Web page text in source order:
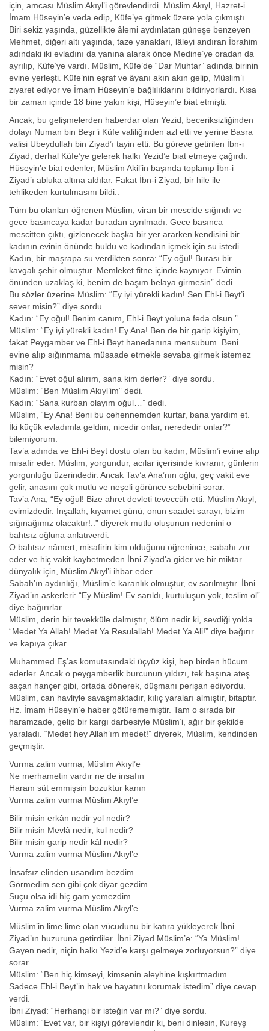
için, amcası Müslim Akıyl’i görevlendirdi. Müslim Akıyl, Hazret-i
İmam Hüseyin’e veda edip, Küfe’ye gitmek üzere yola çıkmıştı.
Biri sekiz yaşında, güzellikte âlemi aydınlatan güneşe benzeyen
Mehmet, diğeri altı yaşında, taze yanakları, lâleyi andıran İbrahim
adındaki iki evladını da yanına alarak önce Medine’ye oradan da
ayrılıp, Küfe’ye vardı. Müslim, Küfe’de “Dar Muhtar” adında birinin
evine yerleşti. Küfe’nin eşraf ve âyanı akın akın gelip, Müslim’i
ziyaret ediyor ve İmam Hüseyin’e bağlılıklarını bildiriyorlardı. Kısa
bir zaman içinde 18 bine yakın kişi, Hüseyin’e biat etmişti.
Ancak, bu gelişmelerden haberdar olan Yezid, beceriksizliğinden
dolayı Numan bin Beşr’i Küfe valiliğinden azl etti ve yerine Basra
valisi Ubeydullah bin Ziyad’ı tayin etti. Bu göreve getirilen İbn-i
Ziyad, derhal Küfe’ye gelerek halkı Yezid’e biat etmeye çağırdı.
Hüseyin’e biat edenler, Müslim Akil’in başında toplanıp İbn-i
Ziyad’ı abluka altına aldılar. Fakat İbn-i Ziyad, bir hile ile
tehlikeden kurtulmasını bildi..
Tüm bu olanları öğrenen Müslim, viran bir mescide sığındı ve
gece basıncaya kadar buradan ayrılmadı. Gece basınca
mescitten çıktı, gizlenecek başka bir yer ararken kendisini bir
kadının evinin önünde buldu ve kadından içmek için su istedi.
Kadın, bir maşrapa su verdikten sonra: “Ey oğul! Burası bir
kavgalı şehir olmuştur. Memleket fitne içinde kaynıyor. Evimin
önünden uzaklaş ki, benim de başım belaya girmesin” dedi.
Bu sözler üzerine Müslim: “Ey iyi yürekli kadın! Sen Ehl-i Beyt’i
sever misin?” diye sordu.
Kadın: “Ey oğul! Benim canım, Ehl-i Beyt yoluna feda olsun.”
Müslim: “Ey iyi yürekli kadın! Ey Ana! Ben de bir garip kişiyim,
fakat Peygamber ve Ehl-i Beyt hanedanına mensubum. Beni
evine alıp sığınmama müsaade etmekle sevaba girmek istemez
misin?
Kadın: “Evet oğul alırım, sana kim derler?” diye sordu.
Müslim: “Ben Müslim Akıyl’im” dedi.
Kadın: “Sana kurban olayım oğul…” dedi.
Müslim, “Ey Ana! Beni bu cehennemden kurtar, bana yardım et.
İki küçük evladımla geldim, nicedir onlar, nerededir onlar?”
bilemiyorum.
Tav’a adında ve Ehl-i Beyt dostu olan bu kadın, Müslim’i evine alıp
misafir eder. Müslim, yorgundur, acılar içerisinde kıvranır, günlerin
yorgunluğu üzerindedir. Ancak Tav’a Ana’nın oğlu, geç vakit eve
gelir, anasını çok mutlu ve neşeli görünce sebebini sorar.
Tav’a Ana; “Ey oğul! Bize ahret devleti teveccüh etti. Müslim Akıyl,
evimizdedir. İnşallah, kıyamet günü, onun saadet sarayı, bizim
sığınağımız olacaktır!..” diyerek mutlu oluşunun nedenini o
bahtsız oğluna anlatıverdi.
O bahtsız nâmert, misafirin kim olduğunu öğrenince, sabahı zor
eder ve hiç vakit kaybetmeden İbni Ziyad’a gider ve bir miktar
dünyalık için, Müslim Akıyl’i ihbar eder.
Sabah’ın aydınlığı, Müslim’e karanlık olmuştur, ev sarılmıştır. İbni
Ziyad’ın askerleri: “Ey Müslim! Ev sarıldı, kurtuluşun yok, teslim ol”
diye bağırırlar.
Müslim, derin bir tevekküle dalmıştır, ölüm nedir ki, sevdiği yolda.
“Medet Ya Allah! Medet Ya Resulallah! Medet Ya Ali!” diye bağırır
ve kapıya çıkar.
Muhammed Eş’as komutasındaki üçyüz kişi, hep birden hücum
ederler. Ancak o peygamberlik burcunun yıldızı, tek başına ateş
saçan hançer gibi, ortada dönerek, düşmanı perişan ediyordu.
Müslim, can havliyle savaşmaktadır, kılıç yaraları almıştır, bitaptır.
Hz. İmam Hüseyin’e haber götürememiştir. Tam o sırada bir
haramzade, gelip bir kargı darbesiyle Müslim’i, ağır bir şekilde
yaraladı. “Medet hey Allah’ım medet!” diyerek, Müslim, kendinden
geçmiştir.
Vurma zalim vurma, Müslim Akıyl’e
Ne merhametin vardır ne de insafın
Haram süt emmişsin bozuktur kanın
Vurma zalim vurma Müslim Akıyl’e
Bilir misin erkân nedir yol nedir?
Bilir misin Mevlâ nedir, kul nedir?
Bilir misin garip nedir kâl nedir?
Vurma zalim vurma Müslim Akıyl’e
İnsafsız elinden usandım bezdim
Görmedim sen gibi çok diyar gezdim
Suçu olsa idi hiç gam yemezdim
Vurma zalim vurma Müslim Akıyl’e
Müslim’in lime lime olan vücudunu bir katıra yükleyerek İbni
Ziyad’ın huzuruna getirdiler. İbni Ziyad Müslim’e: “Ya Müslim!
Gayen nedir, niçin halkı Yezid’e karşı gelmeye zorluyorsun?” diye
sorar.
Müslim: “Ben hiç kimseyi, kimsenin aleyhine kışkırtmadım.
Sadece Ehl-i Beyt’in hak ve hayatını korumak istedim” diye cevap
verdi.
İbni Ziyad: “Herhangi bir isteğin var mı?” diye sordu.
Müslim: “Evet var, bir kişiyi görevlendir ki, beni dinlesin, Kureyş